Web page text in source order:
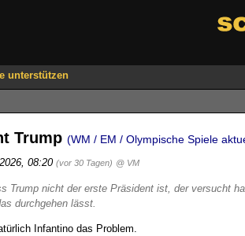
unterstützen
Trump (WM / EM / Olympische Spiele
08:20 (vor 30 Tagen) @ VM
Trump nicht der erste Präsident ist, der versucht
durchgehen lässt.
Infantino das Problem.